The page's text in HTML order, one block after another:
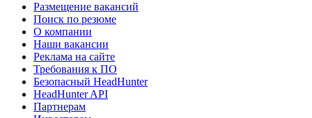
Размещение вакансий
Поиск по резюме
О компании
Наши вакансии
Реклама на сайте
Требования к ПО
Безопасный HeadHunter
HeadHunter API
Партнерам